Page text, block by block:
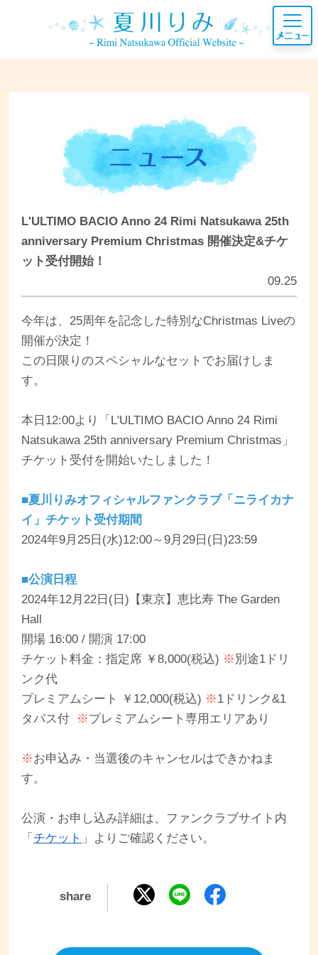
L'ULTIMO BACIO Anno 24 Rimi Natsukawa 25th
anniversary Premium Christmas 開催決定&チケ
ット受付開始！
09.25
今年は、25周年を記念した特別なChristmas Liveの
開催が決定！
この日限りのスペシャルなセットでお届けしま
す。
本日12:00より「L'ULTIMO BACIO Anno 24 Rimi
Natsukawa 25th anniversary Premium Christmas」
チケット受付を開始いたしました！
■夏川りみオフィシャルファンクラブ「ニライカナ
イ」チケット受付期間
2024年9月25日(水)12:00～9月29日(日)23:59
■公演日程
2024年12月22日(日)【東京】恵比寿 The Garden
Hall
開場 16:00 / 開演 17:00
チケット料金：指定席 ￥8,000(税込) ※ 別途1ドリ
ンク代
プレミアムシート ￥12,000(税込) ※1ドリンク&1
タパス付 ※プレミアムシート専用エリアあり
※お申込み・当選後のキャンセルはできかねま
す。
公演・お申し込み詳細は、ファンクラブサイト内
「 チケット 」よりご確認ください。
share